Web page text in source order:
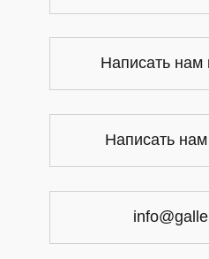
Написать нам
Написать